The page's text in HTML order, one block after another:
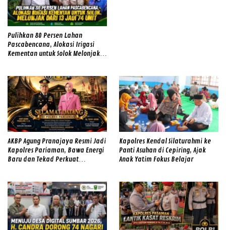
Pulihkan 80 Persen Lahan
Pascabencana, Alokasi Irigasi
Kementan untuk Solok Melonjak
AKBP Agung Pranajaya Resmi Jadi
Kapolres Pariaman, Bawa Energi
Baru dan Tekad Perkuat
Kapolres Kendal Silaturahmi ke
Panti Asuhan di Cepiring, Ajak
Anak Yatim Fokus Belajar